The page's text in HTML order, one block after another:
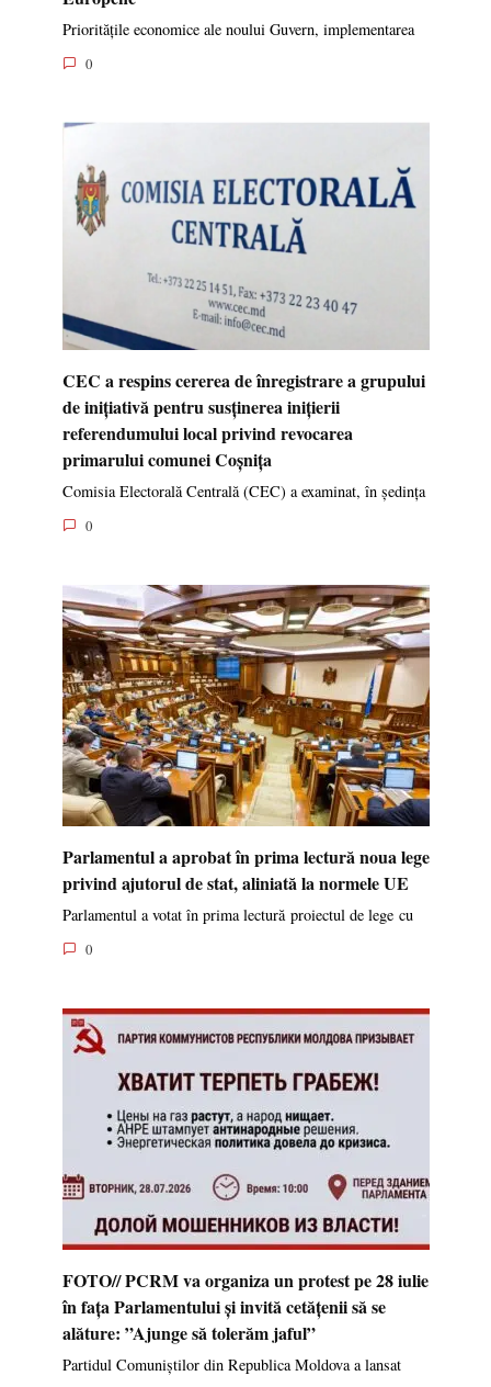
Prioritățile economice ale noului Guvern, implementarea
0
CEC a respins cererea de înregistrare a grupului
de inițiativă pentru susținerea inițierii
referendumului local privind revocarea
primarului comunei Coșnița
Comisia Electorală Centrală (CEC) a examinat, în ședința
0
Parlamentul a aprobat în prima lectură noua lege
privind ajutorul de stat, aliniată la normele UE
Parlamentul a votat în prima lectură proiectul de lege cu
0
FOTO// PCRM va organiza un protest pe 28 iulie
în fața Parlamentului și invită cetățenii să se
alăture: ”Ajunge să tolerăm jaful”
Partidul Comuniștilor din Republica Moldova a lansat